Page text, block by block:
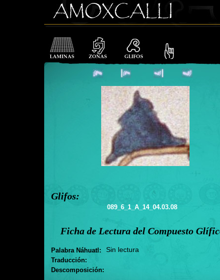
Glifos:
089_6_1_A_14_04.03.08
Ficha de Lectura del Compuesto
Palabra Náhuatl: Sin lectura
Traducción:
Descomposición: